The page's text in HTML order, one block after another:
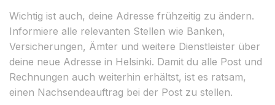
Wichtig ist auch, deine Adresse frühzeitig zu ändern.
Informiere alle relevanten Stellen wie Banken,
Versicherungen, Ämter und weitere Dienstleister über
deine neue Adresse in Helsinki. Damit du alle Post und
Rechnungen auch weiterhin erhältst, ist es ratsam,
einen Nachsendeauftrag bei der Post zu stellen.